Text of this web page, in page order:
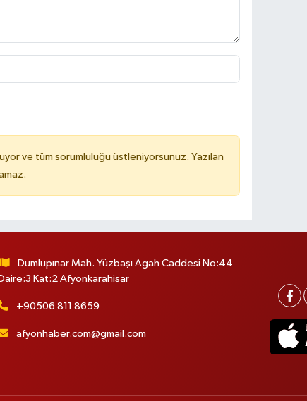
ve tüm sorumluluğu üstleniyorsunuz. Yazılan
Dumlupınar Mah. Yüzbaşı Agah Caddesi No:44
Kat:2 Afyonkarahisar
+90506 811 8659
afyonhaber.com@gmail.com